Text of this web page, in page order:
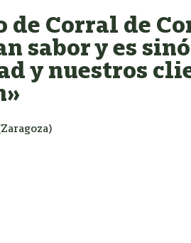
de Corral de
sabor y es
y nuestros